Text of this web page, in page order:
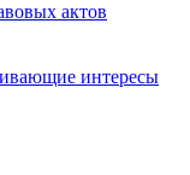
актов
интересы